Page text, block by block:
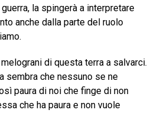
la spingerà a interpretare
anche dalla parte del ruolo
di questa terra a salvarci.
sembra che nessuno se ne
paura di noi che finge di non
che ha paura e non vuole